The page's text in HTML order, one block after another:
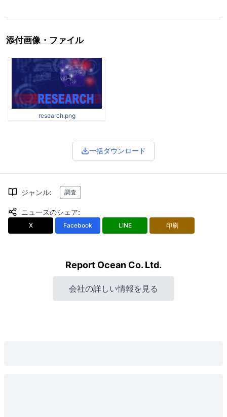
添付画像・ファイル
research.png
一括ダウンロード
ジャンル: 調査
ニュースのシェア:
X Facebook LINE 印刷
Report Ocean Co. Ltd.
会社の詳しい情報を見る